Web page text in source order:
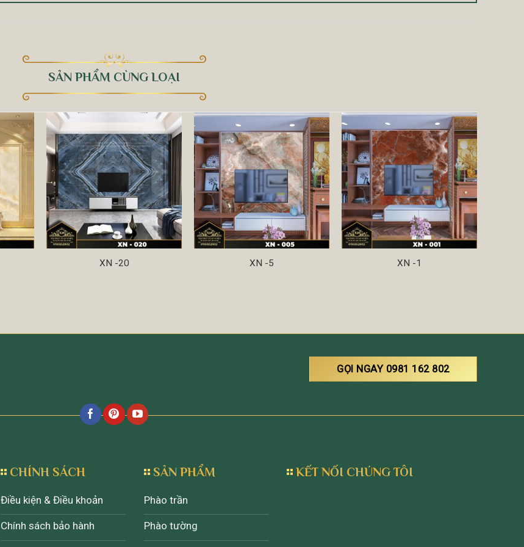
SẢN PHẨM CÙNG LOẠI
XN -20 XN -5 XN -1
GỌI NGAY 0981 162 802
CHÍNH SÁCH
Điều kiện & Điều khoản
Chính sách bảo hành
SẢN PHẨM
Phào trần
Phào tường
KẾT NỐI CHÚNG TÔI